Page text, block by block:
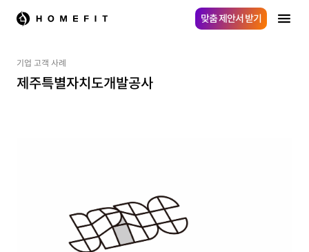
맞춤 제안서 받기
기업 고객 사례
제주특별자치도개발공사